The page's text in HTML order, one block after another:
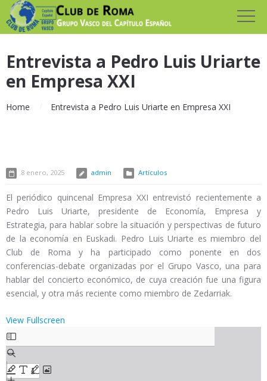
Entrevista a Pedro Luis Uriarte
en Empresa XXI
Home Entrevista a Pedro Luis Uriarte en Empresa XXI
8 enero, 2025 admin Artículos
El periódico quincenal Empresa XXI entrevistó recientemente a
Pedro Luis Uriarte, presidente de Economía, Empresa y
Estrategia, para hablar sobre la situación y perspectivas de futuro
de la economía en Euskadi. Pedro Luis Uriarte es miembro del
Club de Roma y ha participado como ponente en dos
conferencias-debate organizadas por el Grupo Vasco, una para
hablar del concierto económico, de cuya creación fue una figura
esencial, y otra más reciente como miembro de Zedarriak.
View Fullscreen
Saltar
al
contenido
del